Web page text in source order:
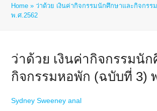
Home »ว่าด้วย เงินค่ากิจกรรมนักศึกษาและกิจกร
พ.ศ.2562
ว่าด้วย เงินค่ากิจกรรมนั
กิจกรรมหอพัก (ฉบับที่ 3)
Sydney Sweeney anal